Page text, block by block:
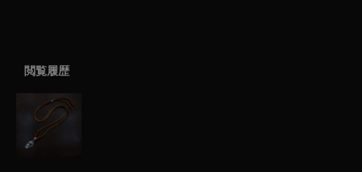
閲覧履歴